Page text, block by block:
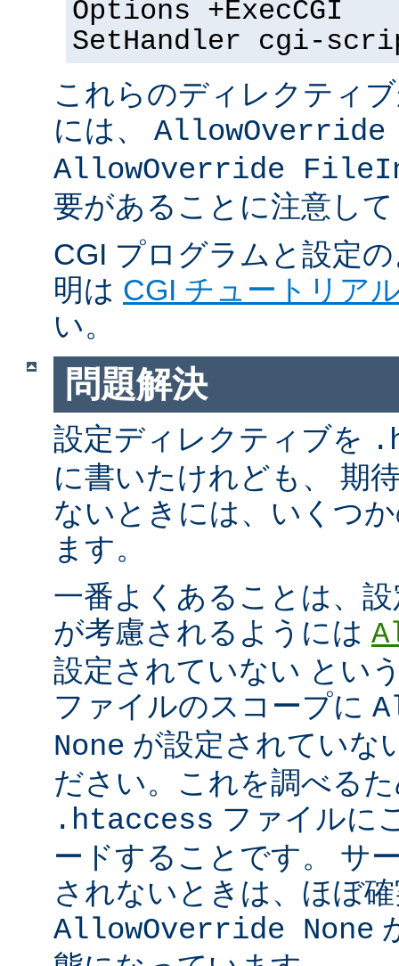
Options +ExecCGI
SetHandler cgi-
これらのディレクティ
には、 AllowOverride
AllowOverride
要があることに注意し
CGI プログラムと設定
明は CGI チュートリア
い。
問題解決
設定ディレクティブを
に書いたけれども、 期
ないときには、いくつ
ます。
一番よくあることは、
が考慮されるようには
設定されていない とい
ファイルのスコープに
None が設定されていな
ださい。これを調べる
.htaccess ファイルに
ードすることです。 サ
されないときは、ほぼ
AllowOverride None